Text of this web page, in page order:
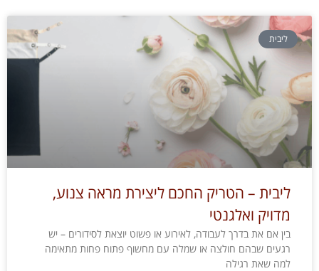
ליבית
ליבית – הטריק החכם ליצירת מראה צנוע,
מדויק ואלגנטי
בין אם את בדרך לעבודה, לאירוע או פשוט יוצאת לסידורים – יש
רגעים שבהם חולצה או שמלה עם מחשוף פתוח פחות מתאימה
למה שאת רגילה